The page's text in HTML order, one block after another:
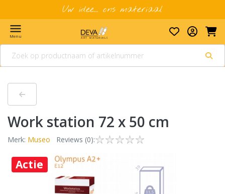
Uw idee... ons materiaal
menu
Menu
Work station 72 x 50 cm
Merk: Museo Reviews (0):
Actie